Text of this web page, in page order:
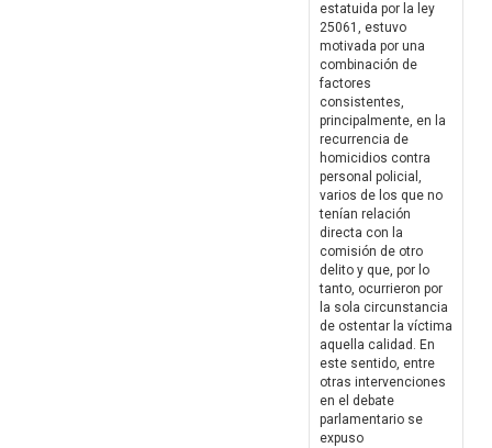
estatuida por la ley
25061, estuvo
motivada por una
combinación de
factores
consistentes,
principalmente, en la
recurrencia de
homicidios contra
personal policial,
varios de los que no
tenían relación
directa con la
comisión de otro
delito y que, por lo
tanto, ocurrieron por
la sola circunstancia
de ostentar la víctima
aquella calidad. En
este sentido, entre
otras intervenciones
en el debate
parlamentario se
expuso